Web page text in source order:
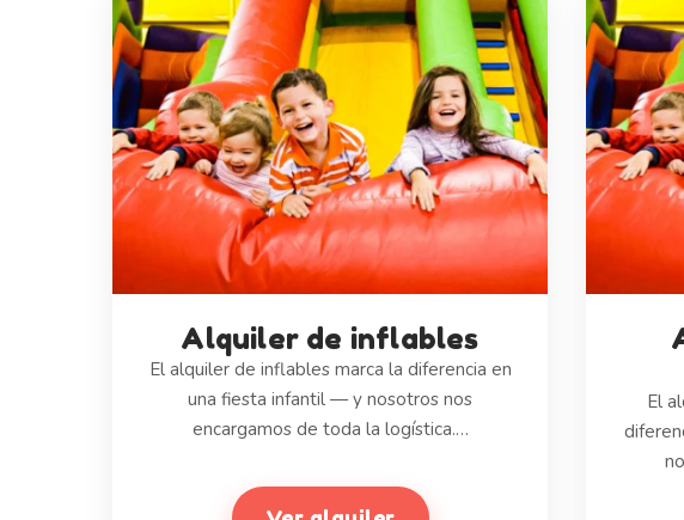
Alquiler de inflables
El alquiler de inflables marca la diferencia en
una fiesta infantil — y nosotros nos
encargamos de toda la logística.…
El